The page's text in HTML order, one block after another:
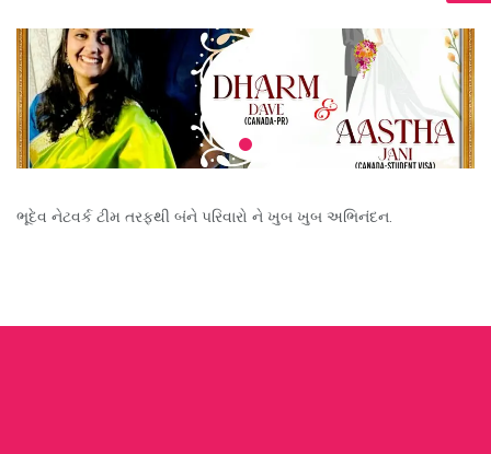
ભૂદેવ નેટવર્ક ટીમ તરફથી બંને પરિવારો ને ખુબ ખુબ અભિનંદન.